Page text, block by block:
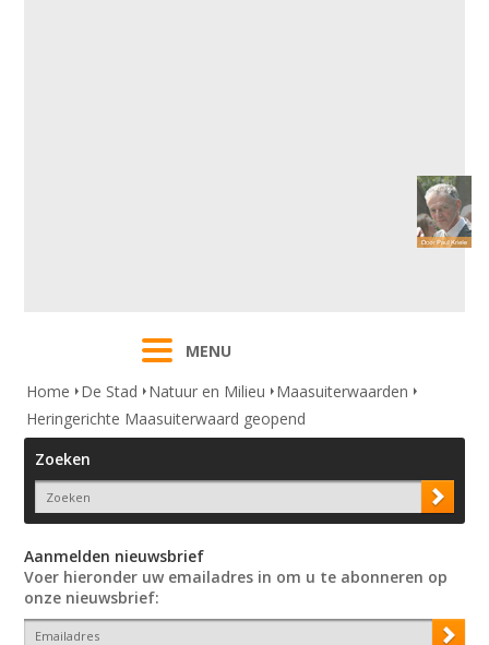
MENU
Home
De Stad Natuur en Milieu
Maasuiterwaarden
Heringerichte Maasuiterwaard geopend
Zoeken
Aanmelden nieuwsbrief
Voer hieronder uw emailadres in om u te abonneren op
onze nieuwsbrief: